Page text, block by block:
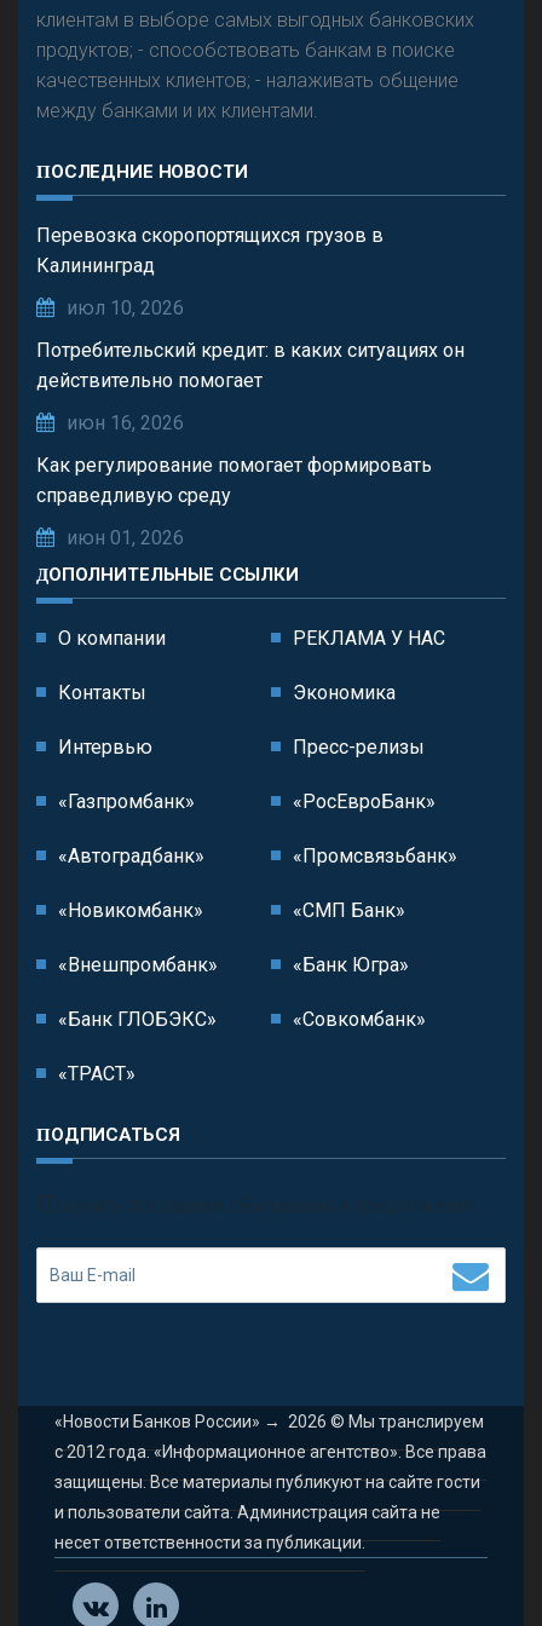
клиентам в выборе самых выгодных банковских
продуктов; - способствовать банкам в поиске
качественных клиентов; - налаживать общение
между банками и их клиентами.
ПОСЛЕДНИЕ НОВОСТИ
Перевозка скоропортящихся грузов в
Калининград
июл 10, 2026
Потребительский кредит: в каких ситуациях он
действительно помогает
июн 16, 2026
Как регулирование помогает формировать
справедливую среду
июн 01, 2026
ДОПОЛНИТЕЛЬНЫЕ ССЫЛКИ
О компании РЕКЛАМА У НАС
Контакты Экономика
Интервью Пресс-релизы
«Газпромбанк» «РосЕвроБанк»
«Автоградбанк» «Промсвязьбанк»
«Новикомбанк» «СМП Банк»
«Внешпромбанк» «Банк Югра»
«Банк ГЛОБЭКС» «Совкомбанк»
«ТРАСТ»
ПОДПИСАТЬСЯ
П олучить последние обновления и предложения.
«Новости Банков России» → 2026 © Мы транслируем
с 2012 года. «Информационное агентство». Все права
защищены. Все материалы публикуют на сайте гости
и пользователи сайта. Администрация сайта не
несет ответственности за публикации.